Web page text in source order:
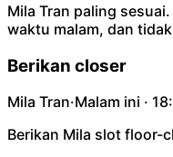
Mila Tran paling
waktu malam, dan
Berikan closer
Mila Tran·Malam ini ·
Berikan Mila slot floor-